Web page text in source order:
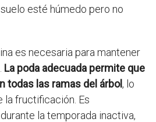
esté húmedo pero no
es necesaria para mantener
La poda adecuada permite que
todas las ramas del árbol, lo
la fructificación. Es
la temporada inactiva,